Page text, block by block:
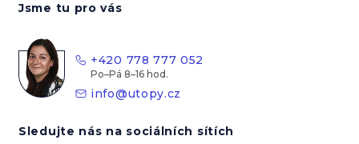
Jsme tu pro vás
+420 778 777 052
info@utopy.cz
Sledujte nás na sociálních sítích